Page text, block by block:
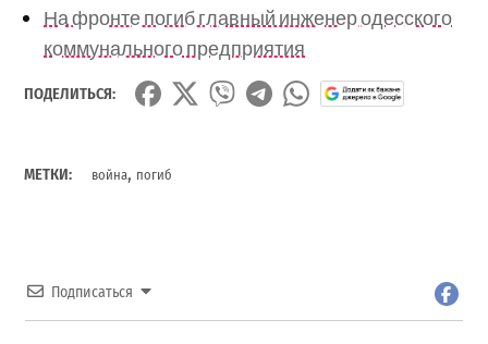
На фронте погиб главный инженер одесского
коммунального предприятия
ПОДЕЛИТЬСЯ:
МЕТКИ: война, погиб
Подписаться